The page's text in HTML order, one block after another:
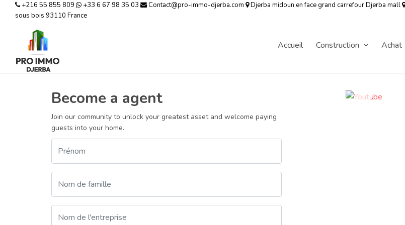
+216 55 855 809 +33 6 67 98 35 03 Contact@pro-immo-djerba.com Djerba midoun en face grand carrefour Djerba mall
sous bois 93110 France
Accueil Construction Achat
Become a agent
Join our community to unlock your greatest asset and welcome paying
guests into your home.